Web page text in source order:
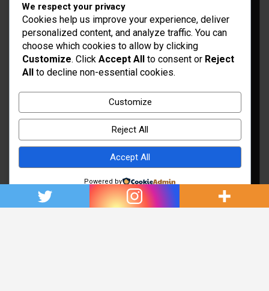
Idées d’aménagement et déco
Conseil bricolage et jardinage
Choix d'outillage et de matériaux
We respect your privacy
Cookies help us improve your experience, deliver
personalized content, and analyze traffic. You can
choose which cookies to allow by clicking
Customize. Click Accept All to consent or Reject
All to decline non-essential cookies.
Customize
Reject All
Accept All
Powered by